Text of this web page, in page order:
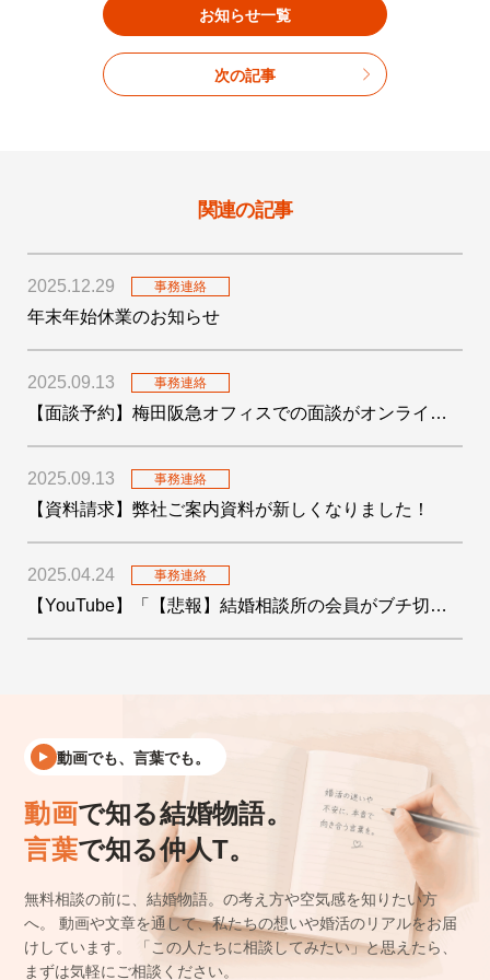
お知らせ一覧
次の記事
関連の記事
2025.12.29 事務連絡
年末年始休業のお知らせ
2025.09.13 事務連絡
【面談予約】梅田阪急オフィスでの面談がオンライン予約開始
2025.09.13 事務連絡
【資料請求】弊社ご案内資料が新しくなりました！
2025.04.24 事務連絡
【YouTube】「【悲報】結婚相談所の会員がブチ切れてきたので反論します」を公開しました
動画でも、言葉でも。
動画で知る結婚物語。
言葉で知る仲人T。
無料相談の前に、結婚物語。の考え方や空気感を知りたい方
へ。
動画や文章を通して、私たちの想いや婚活のリアルをお届
けしています。
「この人たちに相談してみたい」と思えたら、
まずは気軽にご相談ください。